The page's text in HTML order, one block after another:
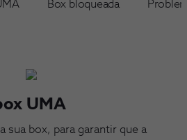
Box bloqueada
UMA
sua box, para garantir que a